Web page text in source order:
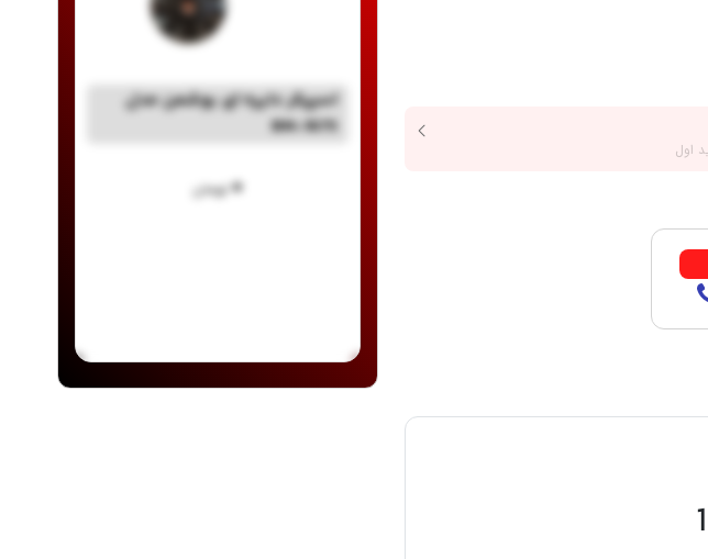
اسپیکر دایره ای بوشمن مدل
BM-1675
۰ تومان